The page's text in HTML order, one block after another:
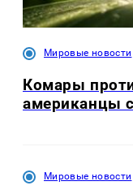
Мировые новости
Комары
американцы
Мировые новости